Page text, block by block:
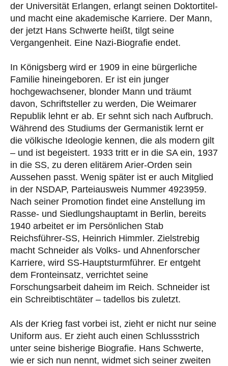
der Universität Erlangen, erlangt seinen Doktortitel-
und macht eine akademische Karriere. Der Mann,
der jetzt Hans Schwerte heißt, tilgt seine
Vergangenheit. Eine Nazi-Biografie endet.
In Königsberg wird er 1909 in eine bürgerliche
Familie hineingeboren. Er ist ein junger
hochgewachsener, blonder Mann und träumt
davon, Schriftsteller zu werden, Die Weimarer
Republik lehnt er ab. Er sehnt sich nach Aufbruch.
Während des Studiums der Germanistik lernt er
die völkische Ideologie kennen, die als modern gilt
– und ist begeistert. 1933 tritt er in die SA ein, 1937
in die SS, zu deren elitärem Arier-Orden sein
Aussehen passt. Wenig später ist er auch Mitglied
in der NSDAP, Parteiausweis Nummer 4923959.
Nach seiner Promotion findet eine Anstellung im
Rasse- und Siedlungshauptamt in Berlin, bereits
1940 arbeitet er im Persönlichen Stab
Reichsführer-SS, Heinrich Himmler. Zielstrebig
macht Schneider als Volks- und Ahnenforscher
Karriere, wird SS-Hauptsturmführer. Er entgeht
dem Fronteinsatz, verrichtet seine
Forschungsarbeit daheim im Reich. Schneider ist
ein Schreibtischtäter – tadellos bis zuletzt.
Als der Krieg fast vorbei ist, zieht er nicht nur seine
Uniform aus. Er zieht auch einen Schlussstrich
unter seine bisherige Biografie. Hans Schwerte,
wie er sich nun nennt, widmet sich seiner zweiten